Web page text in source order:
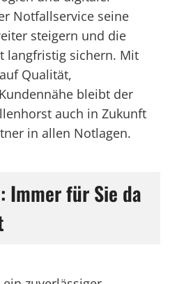
Notfallservice seine
steigern und die
langfristig sichern. Mit
Qualität,
bleibt der
auch in Zukunft
in allen Notlagen.
Immer für Sie da